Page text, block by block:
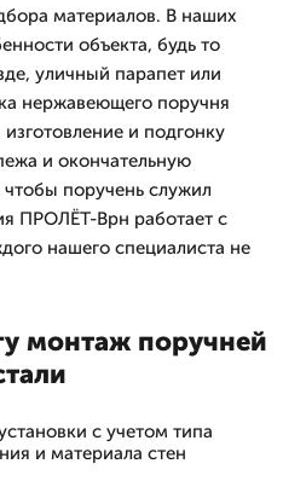
материалов. В наших
объекта, будь то
уличный парапет или
нержавеющего поручня
и подгонку
и окончательную
поручень служил
ПРОЛЁТ-Врн работает с
нашего специалиста не
монтаж поручней
с учетом типа
и материала стен